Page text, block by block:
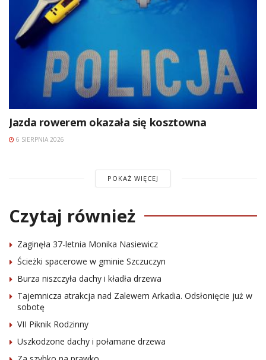
Jazda rowerem okazała się kosztowna
6 SIERPNIA 2026
POKAŻ WIĘCEJ
Czytaj również
Zaginęła 37-letnia Monika Nasiewicz
Ścieżki spacerowe w gminie Szczuczyn
Burza niszczyła dachy i kładła drzewa
Tajemnicza atrakcja nad Zalewem Arkadia. Odsłonięcie już w
sobotę
VII Piknik Rodzinny
Uszkodzone dachy i połamane drzewa